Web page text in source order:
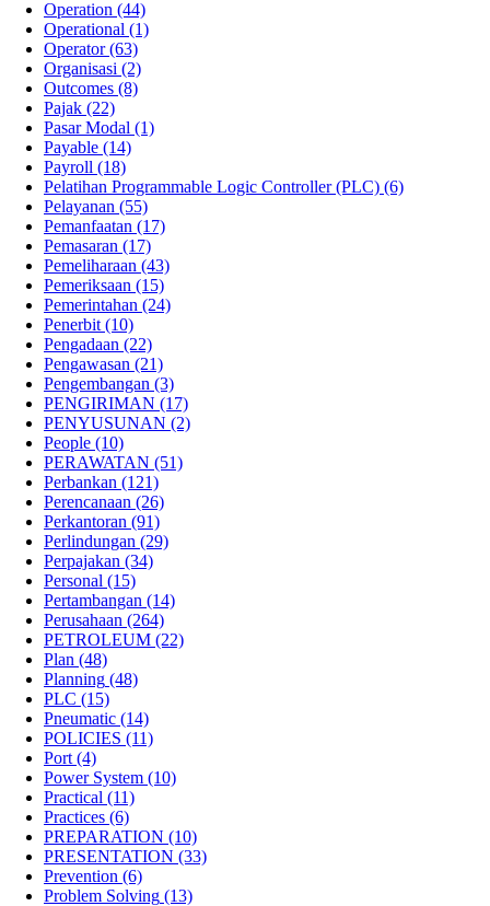
Operation (44)
Operational (1)
Operator(63)
Organisasi (2)
Outcomes (8)
Pajak (22)
Pasar Modal (1)
Payable (14)
Payroll (18)
Pelatihan Programmable Logic Controller (PLC) (6)
Pelayanan (55)
Pemanfaatan (17)
Pemasaran (17)
Pemeliharaan (43)
Pemeriksaan (15)
Pemerintahan (24)
Penerbit (10)
Pengadaan (22)
Pengawasan (21)
Pengembangan (3)
PENGIRIMAN (17)
PENYUSUNAN (2)
People (10)
PERAWATAN (51)
Perbankan (121)
Perencanaan (26)
Perkantoran (91)
Perlindungan (29)
Perpajakan (34)
Personal (15)
Pertambangan (14)
Perusahaan (264)
PETROLEUM (22)
Plan (48)
Planning (48)
PLC (15)
Pneumatic (14)
POLICIES (11)
Port (4)
Power System (10)
Practical (11)
Practices (6)
PREPARATION (10)
PRESENTATION (33)
Prevention (6)
Problem Solving (13)